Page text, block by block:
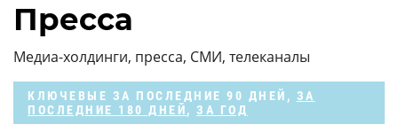
Пресса
Медиа-холдинги, пресса, СМИ, телеканалы
КЛЮЧЕВЫЕ ЗА ПОСЛЕДНИЕ 90 ДНЕЙ , ЗА
ПОСЛЕДНИЕ 180 ДНЕЙ, ЗА ГОД